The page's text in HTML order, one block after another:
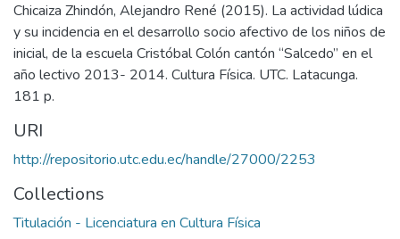
Chicaiza Zhindón, Alejandro René (2015). La actividad lúdica
y su incidencia en el desarrollo socio afectivo de los niños de
inicial, de la escuela Cristóbal Colón cantón “Salcedo” en el
año lectivo 2013- 2014. Cultura Física. UTC. Latacunga.
181 p.
URI
http://repositorio.utc.edu.ec/handle/27000/2253
Collections
Titulación - Licenciatura en Cultura Física